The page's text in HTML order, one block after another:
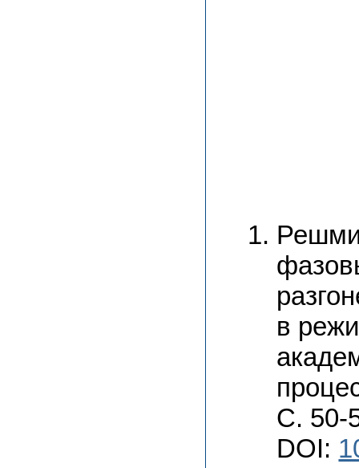
в
С. 50-
DOI: